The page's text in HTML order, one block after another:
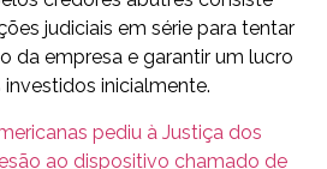
judiciais em série para tentar
da empresa e garantir um lucro
inicialmente.
pediu à Justiça dos
ao dispositivo chamado de